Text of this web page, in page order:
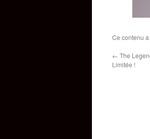
Ce contenu
← The
Limitée !